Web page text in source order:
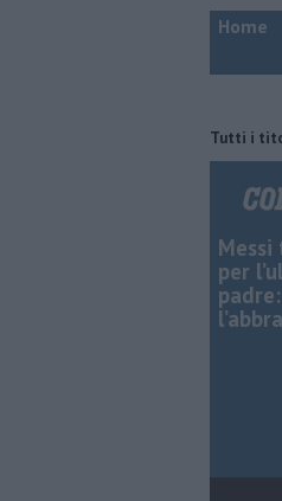
Home
Tutti i
​Benzina, gasolio, gpl, ecco dove
Messi
per